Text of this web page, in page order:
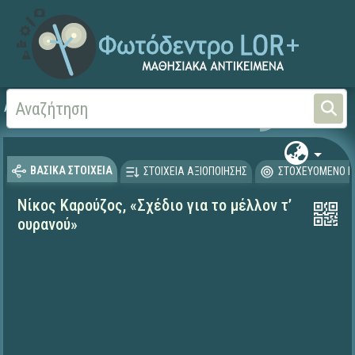
Αρχική Γλώσσα και Λογοτεχνία
ΒΑΣΙΚΑ ΣΤΟΙΧΕΙΑ ΣΤΟΙΧΕΙΑ ΑΞΙΟΠΟΙΗΣΗΣ ΣΤΟΧΕΥΟΜΕΝΟ
Νίκος Καρούζος, «Σχέδιο για το μέλλον τ’
ουρανού»